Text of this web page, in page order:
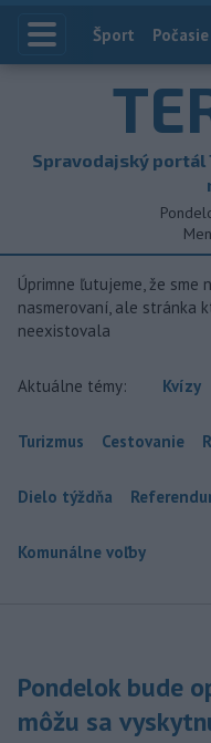
Index
Šport Počasie
Spravodajský
Úprimne ľutujeme, že sme
nasmerovaní, ale stránka
neexistovala
Aktuálne témy: Kvízy
Turizmus Cestovanie
Dielo týždňa
Komunálne voľby
Pondelok bude
môžu sa